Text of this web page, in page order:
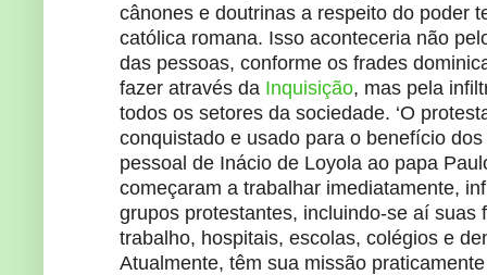
cânones e doutrinas a respeito do poder
católica romana. Isso aconteceria não
das pessoas, conforme os frades
fazer através da Inquisição, mas pela
todos os setores da sociedade. ‘O
conquistado e usado para o benefício dos
pessoal de Inácio de Loyola ao papa
começaram a trabalhar imediatamente,
grupos protestantes, incluindo-se aí suas
trabalho, hospitais, escolas, colégios e
Atualmente, têm sua missão